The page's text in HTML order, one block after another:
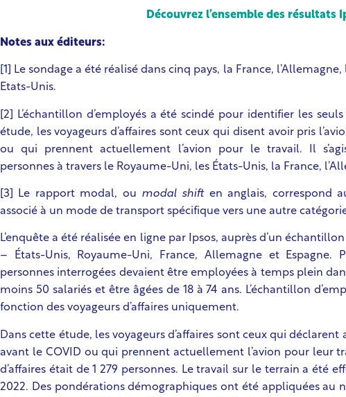
Découvrez l’ensemble des résultats
Notes aux éditeurs:
[1]
Le sondage a été réalisé dans cinq pays, la France,
Etats-Unis.
[2]
L’échantillon d’employés a été scindé pour identifier les
étude, les voyageurs d’affaires sont ceux qui disent avoir pris
ou qui prennent actuellement l’avion pour le travail. Il
personnes à travers le Royaume-Uni, les ‎États-Unis, la France,
[3] Le rapport modal, ou modal shift en anglais, correspond
associé à un mode de transport spécifique vers une autre
L’enquête a été réalisée en ligne par Ipsos, auprès d’un
– États-Unis, Royaume-Uni, France, Allemagne et Espagne.
personnes interrogées devaient être employées à temps plein
moins 50 salariés et être âgées de 18 à 74 ans. L’échantillon
fonction des voyageurs d’affaires uniquement.
Dans cette étude, les voyageurs d’affaires sont ceux qui
avant le COVID ou qui prennent actuellement l’avion pour leur
d’affaires était de 1 279 personnes. Le travail sur le terrain a été
2022. Des pondérations démographiques ont été appliquées au